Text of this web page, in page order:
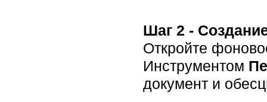
Шаг 2 -
Откройте
Инструментом
документ и